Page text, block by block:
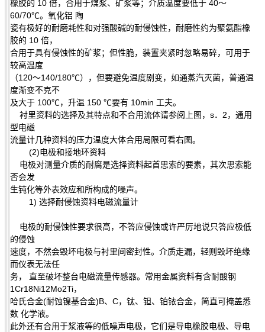
橡胶的 10 倍，合用于煤浆、矿浆等；介质温度要低于 40～
60/70℃。氧化铝 陶
瓷有极好的耐磨耗性和对强酸碱的耐侵蚀性，耐磨性约为聚氨酯橡
胶的 10 倍，
合用于具有侵蚀性的矿浆；但性脆，装置夹紧时忽略易碎，可用于
较高温度
（120～140/180℃），但要避免温度剧变，如通蒸汽灭菌，普通温
度渐变不克不
及大于 100℃，升温 150 ℃要有 10min 工夫。
衬里资料的选择及其特点和不合用流体请参阅上图，s．2，通用
型电磁
流量计几种资料的压力温度大体合用局限可看右图。
(2)电极和接地环资料
电极对测量介质的耐腐是选择资料起首思索的要素，其次思索能
否会发
生钝化等外表效应和所构成的噪声。
1) 选择耐侵蚀资料电磁流量计
电极的耐侵蚀性要求很高，不答应侵蚀或许严厉地说只答应极低
的侵蚀
速度，不然会毁坏电极与衬里间密封性。介质走漏，轻则毁坏绝缘
而仪表无法任
务， 直至破坏整台电磁流量传感器。常用金属资料有含耐酸钢
1Cr18Ni12Mo2Ti，
哈氏合金(耐蚀镍基合金)B、C，钛、钽、铂铱合金，简直可掩盖悉
数 化学液。
此外还有合用于浆液等的低噪声电极，它们是导电橡胶电极、导电